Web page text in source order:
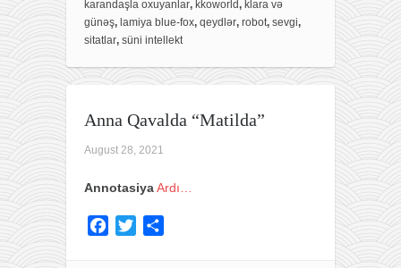
o
k
r
karandaşla oxuyanlar, kkoworld, klara və
günəş, lamiya blue-fox, qeydlər, robot, sevgi,
sitatlar, süni intellekt
Anna Qavalda “Matilda”
August 28, 2021
AnnotasiyaArdı…